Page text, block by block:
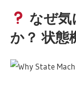
なぜ気
か？ 状態